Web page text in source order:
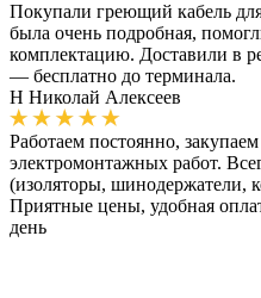
Покупали греющий кабель
была очень подробная,
комплектацию. Доставили в
— бесплатно до терминала.
Н Николай Алексеев
Работаем постоянно,
электромонтажных работ.
(изоляторы, шинодержатели,
Приятные цены, удобная
день